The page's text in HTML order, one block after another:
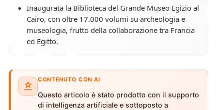
Inaugurata la Biblioteca del Grande Museo Egizio al
Cairo, con oltre 17.000 volumi su archeologia e
museologia, frutto della collaborazione tra Francia
ed Egitto.
CONTENUTO CON AI
Questo articolo è stato prodotto con il supporto
di intelligenza artificiale e sottoposto a